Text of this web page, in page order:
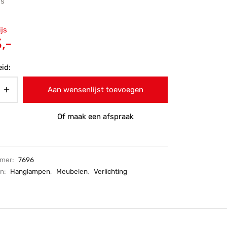
Aan wensenlijst toevoegen
Of maak een afspraak
7696
Hanglampen, Meubelen, Verlichting